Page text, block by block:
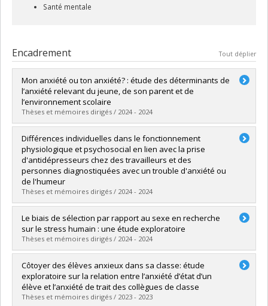
Santé mentale
Encadrement Tout déplier
Mon anxiété ou ton anxiété? : étude des déterminants de
l’anxiété relevant du jeune, de son parent et de
l’environnement scolaire
Thèses et mémoires dirigés / 2024 - 2024
Diplômé(e) :Journault, Audrey-Ann
Cycle :Doctorat
Diplôme obtenu :Ph. D.
Lien vers le document dans Papyrus
Différences individuelles dans le fonctionnement
physiologique et psychosocial en lien avec la prise
d'antidépresseurs chez des travailleurs et des
personnes diagnostiquées avec un trouble d'anxiété ou
de l'humeur
Thèses et mémoires dirigés / 2024 - 2024
Diplômé(e) :Beauchamp-Kerr, Philippe
Cycle :Doctorat
Diplôme obtenu :Ph. D.
Lien vers le document dans Papyrus
Le biais de sélection par rapport au sexe en recherche
sur le stress humain : une étude exploratoire
Thèses et mémoires dirigés / 2024 - 2024
Diplômé(e) :Alarie, Samuel
Cycle :Maîtrise
Diplôme obtenu :M. Sc.
Lien vers le document dans Papyrus
Côtoyer des élèves anxieux dans sa classe: étude
exploratoire sur la relation entre l’anxiété d’état d’un
élève et l’anxiété de trait des collègues de classe
Thèses et mémoires dirigés / 2023 - 2023